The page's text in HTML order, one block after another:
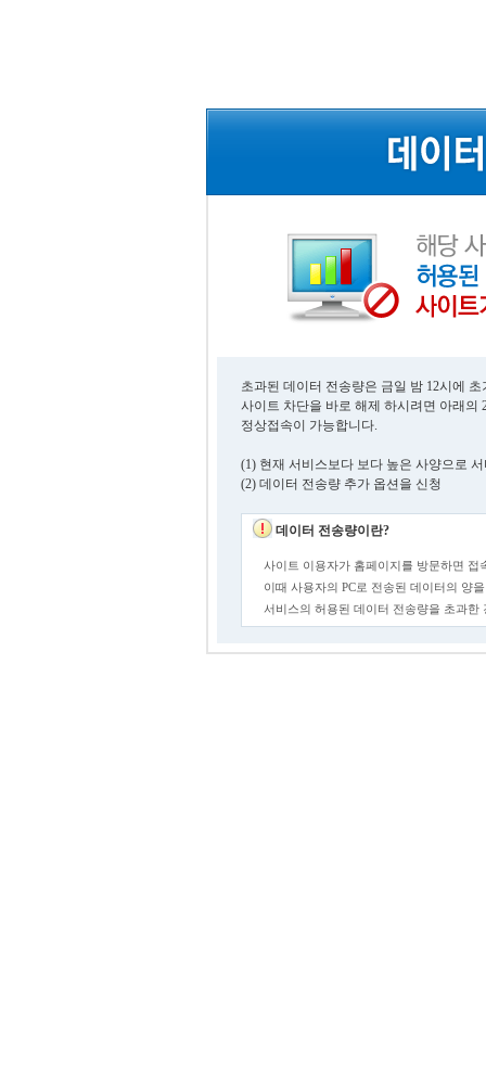
초과된 데이터 전송량은 금일 밤 12시에
사이트 차단을 바로 해제 하시려면 아래의
정상접속이 가능합니다.
(1) 현재 서비스보다 보다 높은 사양으로
(2) 데이터 전송량 추가 옵션을 신청
데이터 전송량이란?
사이트 이용자가 홈페이지를 방문하면 접
이때 사용자의 PC로 전송된 데이터의 양
서비스의 허용된 데이터 전송량을 초과